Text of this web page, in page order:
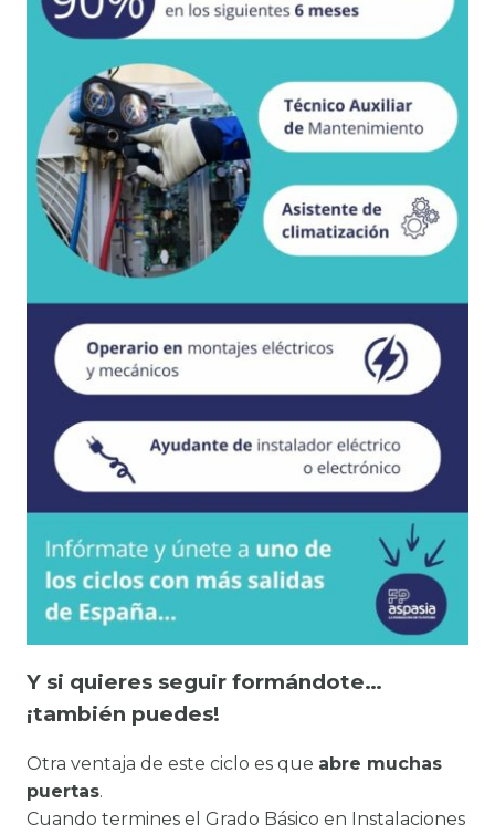
Y si quieres seguir formándote…
¡también puedes!
Otra ventaja de este ciclo es que abre muchas
puertas.
Cuando termines el Grado Básico en Instalaciones